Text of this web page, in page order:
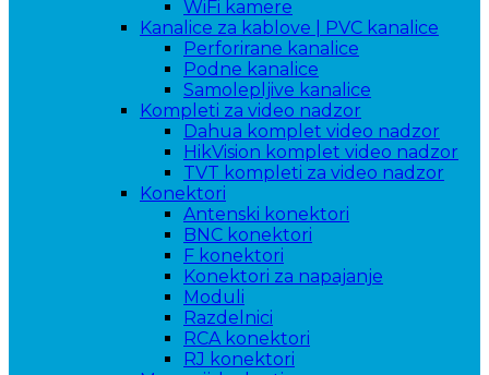
WiFi kamere
Kanalice za kablove | PVC kanalice
Perforirane kanalice
Podne kanalice
Samolepljive kanalice
Kompleti za video nadzor
Dahua komplet video nadzor
HikVision komplet video nadzor
TVT kompleti za video nadzor
Konektori
Antenski konektori
BNC konektori
F konektori
Konektori za napajanje
Moduli
Razdelnici
RCA konektori
RJ konektori